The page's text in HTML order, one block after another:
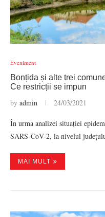
Eveniment
Bonțida și alte trei
Ce restricții se impun
by admin 24/03/2021
În urma analizei situației
SARS-CoV-2, la nivelul
MAI MULT